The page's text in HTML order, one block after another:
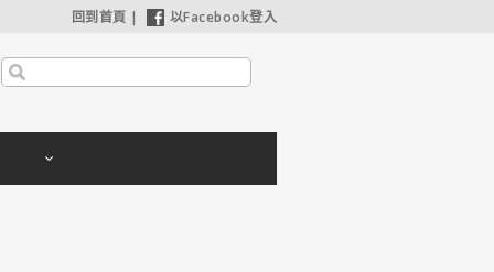
回到首頁 | 以Facebook登入